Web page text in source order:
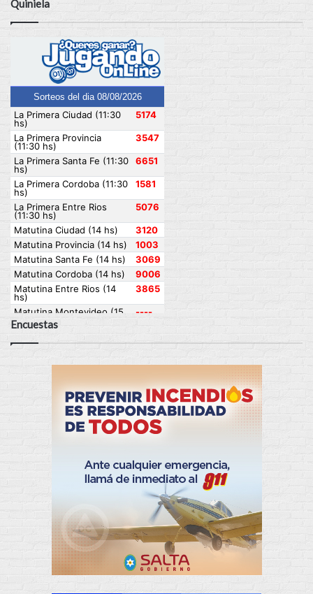
Quiniela
Encuestas